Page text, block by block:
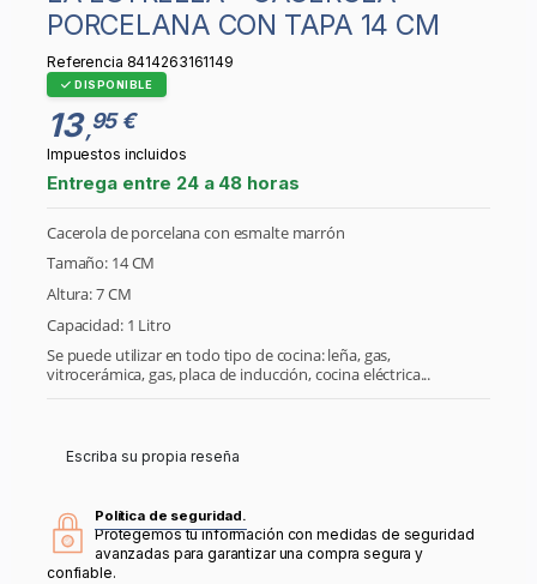
PORCELANA CON TAPA 14 CM
Referencia 8414263161149
DISPONIBLE
13 ,95 €
Impuestos incluidos
Entrega entre 24 a 48 horas
Cacerola de porcelana con esmalte marrón
Tamaño: 14 CM
Altura: 7 CM
Capacidad: 1 Litro
Se puede utilizar en todo tipo de cocina: leña, gas,
vitrocerámica, gas, placa de inducción, cocina eléctrica...
Escriba su propia reseña
Política de seguridad.
Protegemos tu información con medidas de seguridad
avanzadas para garantizar una compra segura y
confiable.